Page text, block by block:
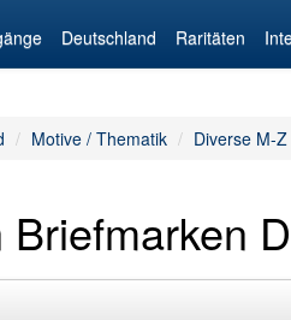
Deutschland Raritäten
Motive / Thematik Diverse M-Z